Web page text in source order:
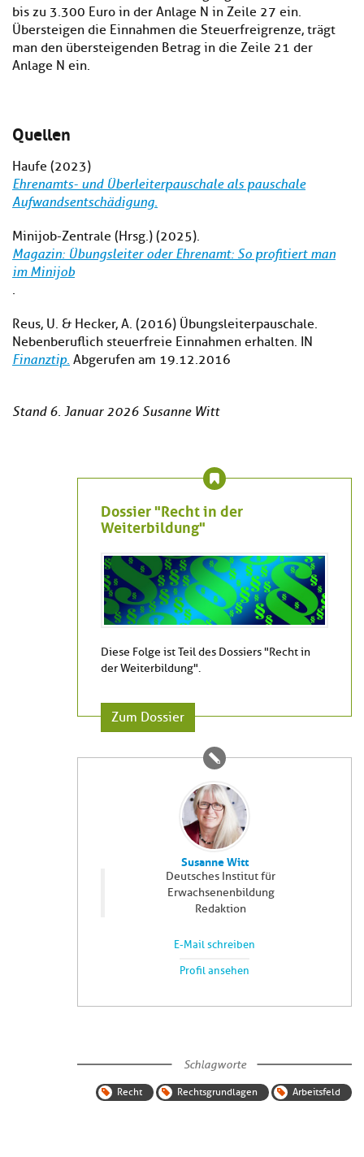
bis zu 3.300 Euro in der Anlage N in Zeile 27 ein.
Übersteigen die Einnahmen die Steuerfreigrenze, trägt
man den übersteigenden Betrag in die Zeile 21 der
Anlage N ein.
Quellen
Haufe (2023)
Ehrenamts- und Überleiterpauschale als pauschale
Aufwandsentschädigung.
Minijob-Zentrale (Hrsg.) (2025).
Magazin: Übungsleiter oder Ehrenamt: So profitiert man
im Minijob
.
Reus, U. & Hecker, A. (2016) Übungsleiterpauschale.
Nebenberuflich steuerfreie Einnahmen erhalten. IN
Finanztip. Abgerufen am 19.12.2016
Stand 6. Januar 2026 Susanne Witt
Dossier "Recht in der
Weiterbildung"
Diese Folge ist Teil des Dossiers "Recht in
der Weiterbildung".
Zum Dossier
Susanne Witt
Deutsches Institut für
Erwachsenenbildung
Redaktion
E-Mail schreiben
Profil ansehen
Schlagworte
Recht Rechtsgrundlagen Arbeitsfeld